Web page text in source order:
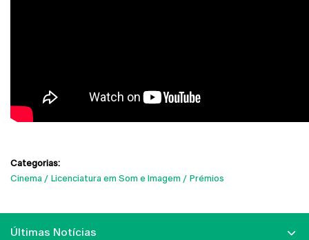
Categorias:
Cinema
Licenciatura em Som e Imagem Prémios
Últimas Notícias